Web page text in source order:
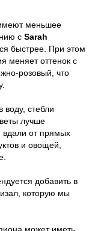
меньшее
с Sarah
быстрее. При этом
меняет оттенок с
розовый, что
воду, стебли
лучше
вдали от прямых
и овощей,
добавить в
которую мы